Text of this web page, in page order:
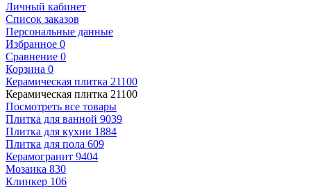
Личный кабинет
Список заказов
Персональные данные
Избранное 0
Сравнение 0
Корзина 0
Керамическая плитка 21100
Керамическая плитка 21100
Посмотреть все товары
Плитка для ванной 9039
Плитка для кухни 1884
Плитка для пола 609
Керамогранит 9404
Мозаика 830
Клинкер 106